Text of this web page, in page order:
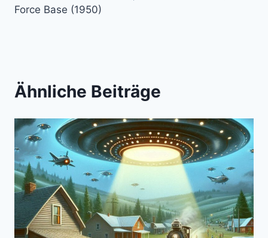
Force Base (1950)
Ähnliche Beiträge